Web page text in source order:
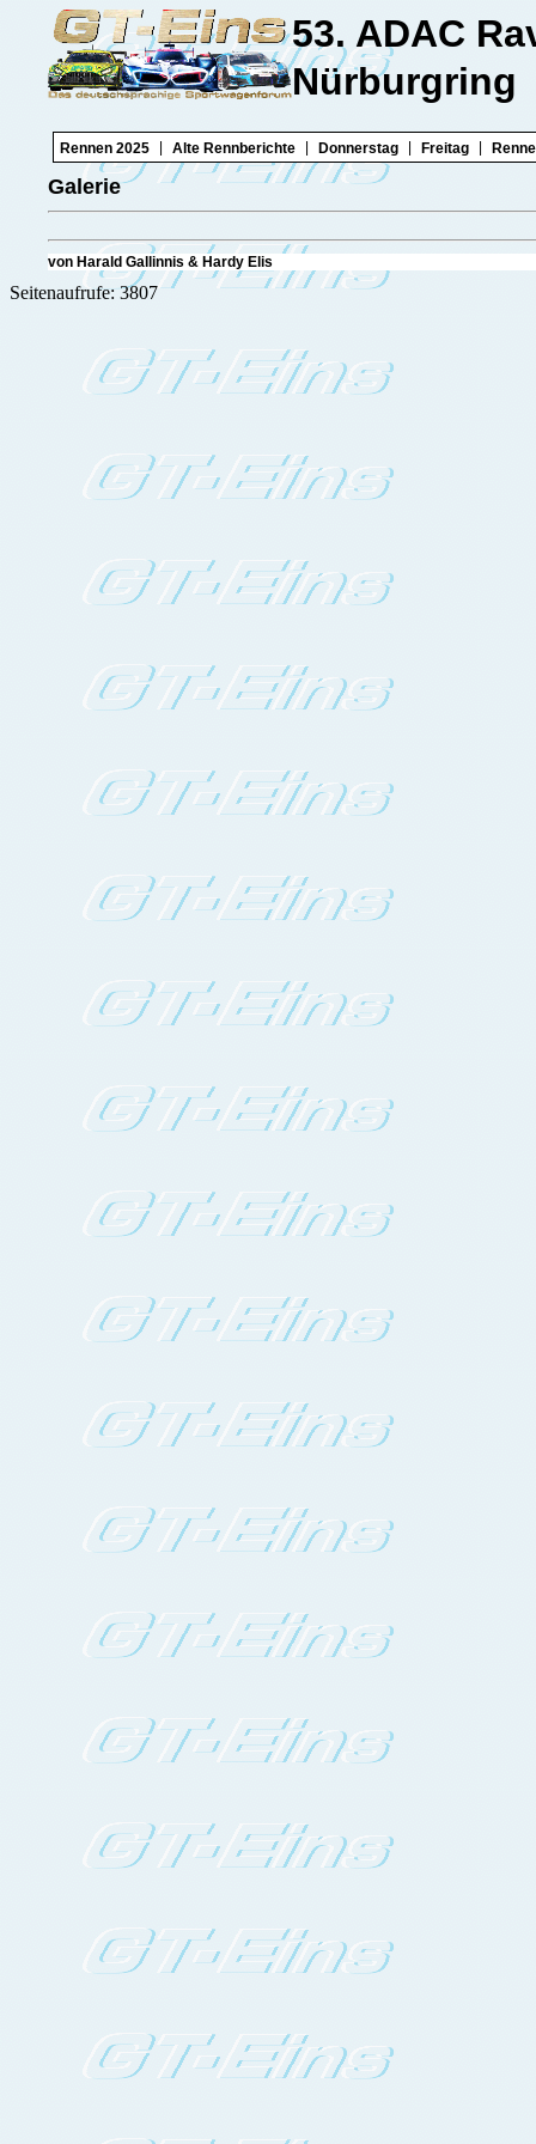
53. ADAC
Nürburgring
Rennen 2025 Alte Rennberichte Donnerstag Freitag
Galerie
von Harald Gallinnis &
Seitenaufrufe: 3807